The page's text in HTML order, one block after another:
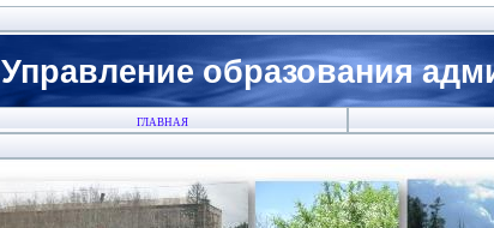
Управление образования
ГЛАВНАЯ